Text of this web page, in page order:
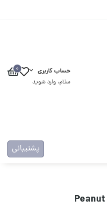
حساب کاربری
سلام، وارد شوید
0
پشتیبانی